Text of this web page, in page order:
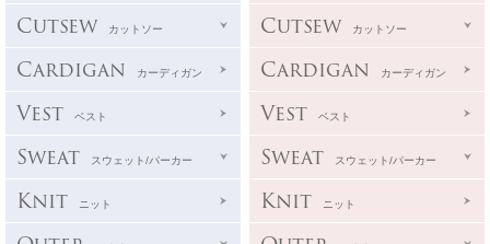
Cutsew カットソー
Cardigan カーディガン
Vest ベスト
Sweat スウェット/パーカー
Knit ニット
Cutsew カットソー
Cardigan カーディガン
Vest ベスト
Sweat スウェット/パーカー
Knit ニット